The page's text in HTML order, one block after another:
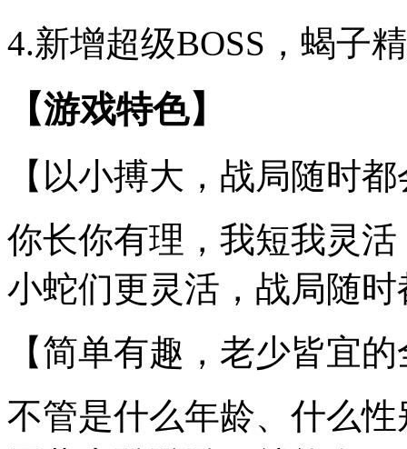
4.新增超级BOSS，蝎子
【游戏特色】
【以小搏大，战局随时
你长你有理，我短我灵
小蛇们更灵活，战局随
【简单有趣，老少皆宜
不管是什么年龄、什么